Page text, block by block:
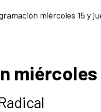
miércoles 15 y
miércoles